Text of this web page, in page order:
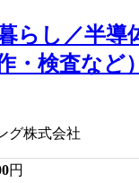
らし／半導
・検査など
グ株式会社
円